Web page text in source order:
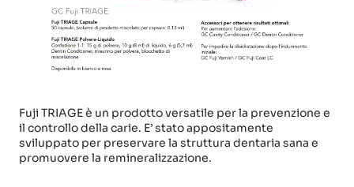
Fuji TRIAGE è un prodotto versatile per la prevenzione e
il controllo della carie. E’ stato appositamente
sviluppato per preservare la struttura dentaria sana e
promuovere la remineralizzazione.